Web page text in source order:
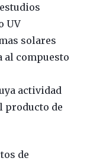
UV
solares
al compuesto
actividad
producto de
de